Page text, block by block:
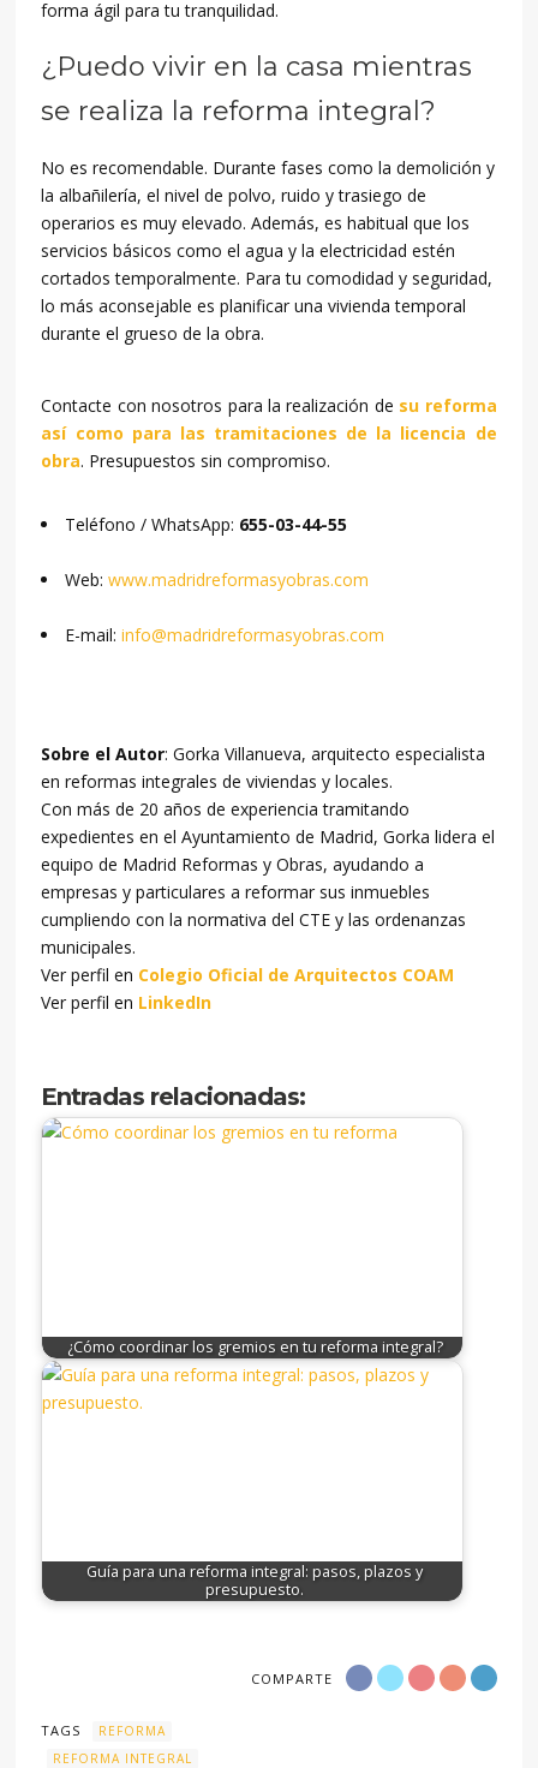
forma ágil para tu tranquilidad.
¿Puedo vivir en la casa mientras
se realiza la reforma integral?
No es recomendable. Durante fases como la demolición y
la albañilería, el nivel de polvo, ruido y trasiego de
operarios es muy elevado. Además, es habitual que los
servicios básicos como el agua y la electricidad estén
cortados temporalmente. Para tu comodidad y seguridad,
lo más aconsejable es planificar una vivienda temporal
durante el grueso de la obra.
Contacte con nosotros para la realización de su reforma
así como para las tramitaciones de la licencia de
obra. Presupuestos sin compromiso.
Teléfono / WhatsApp: 655-03-44-55
Web:www.madridreformasyobras.com
E-mail:info@madridreformasyobras.com
Sobre el Autor: Gorka Villanueva, arquitecto especialista
en reformas integrales de viviendas y locales.
Con más de 20 años de experiencia tramitando
expedientes en el Ayuntamiento de Madrid, Gorka lidera el
equipo de Madrid Reformas y Obras, ayudando a
empresas y particulares a reformar sus inmuebles
cumpliendo con la normativa del CTE y las ordenanzas
municipales.
Ver perfil en Colegio Oficial de Arquitectos COAM
Ver perfil en LinkedIn
Entradas relacionadas:
¿Cómo coordinar los gremios en tu reforma integral?
Guía para una reforma integral: pasos, plazos y
presupuesto.
COMPARTE
TAGS
REFORMA
REFORMA INTEGRAL